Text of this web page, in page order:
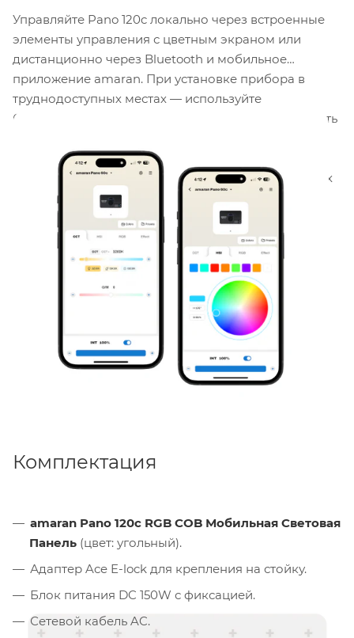
Управляйте Pano 120c локально через встроенные
элементы управления с цветным экраном или
дистанционно через Bluetooth и мобильное
приложение amaran. При установке прибора в
труднодоступных местах — используйте
беспроводные функции управления, чтобы выбрать
изменения. Создавайте атмосферные сцены и
разнообразие освещения с помощью специальных
эффектов Pano 120c, включая фейерверки,
неисправную лампочку, молнию, телевизор,
стробоскоп, взрыв, огонь, папарацци, сварку,
полицейскую машину и вечеринку.
Комплектация
amaran Pano 120c RGB COB Мобильная Световая
Панель (цвет: угольный).
Адаптер Ace E-lock для крепления на стойку.
Блок питания DC 150W с фиксацией.
Сетевой кабель AC.